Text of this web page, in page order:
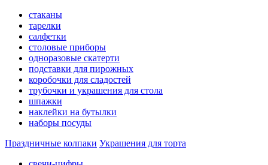
стаканы
тарелки
салфетки
столовые приборы
одноразовые скатерти
подставки для пирожных
коробочки для сладостей
трубочки и украшения для стола
шпажки
наклейки на бутылки
наборы посуды
Праздничные колпаки Украшения для торта